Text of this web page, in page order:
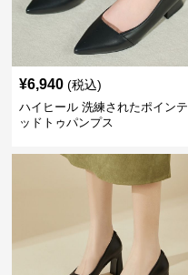
¥6,940 (税込)
ハイヒール 洗練されたポインテ
ッドトゥパンプス